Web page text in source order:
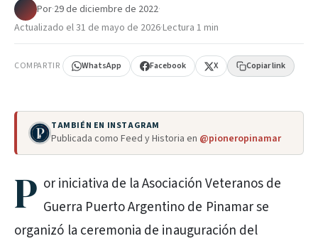
Por·29 de diciembre de 2022·
Actualizado el31 de mayo de 2026·Lectura 1 min
COMPARTIR WhatsApp Facebook X Copiar link
TAMBIÉN EN INSTAGRAM
Publicada como Feed y Historia en @pioneropinamar
P or iniciativa de la Asociación Veteranos de
Guerra Puerto Argentino de Pinamar se
organizó la ceremonia de inauguración del